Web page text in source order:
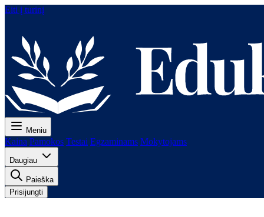
Eiti į turinį
Meniu
Kaina Pamokos Testai Egzaminams Mokytojams
Daugiau
Paieška
Prisijungti